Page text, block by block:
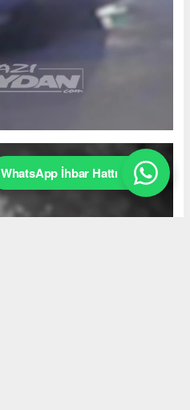
WhatsApp İhbar Hattı